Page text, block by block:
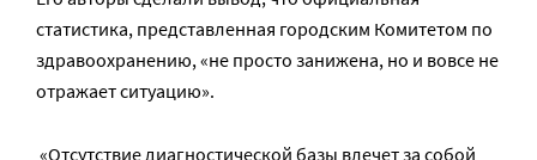
статистика, представленная городским Комитетом по
здравоохранению, «не просто занижена, но и вовсе не
отражает ситуацию».
«Отсутствие диагностической базы влечет за собой